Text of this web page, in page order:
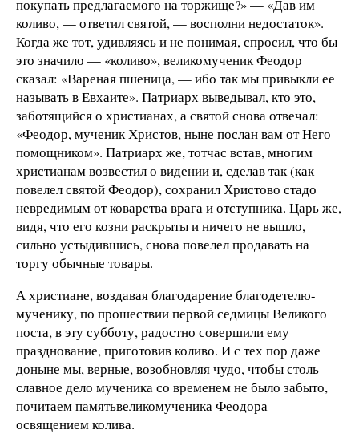
покупать предлагаемого на торжище?» — «Дав им
коливо, — ответил святой, — восполни недостаток».
Когда же тот, удивляясь и не понимая, спросил, что бы
это значило — «коливо», великомученик Феодор
сказал: «Вареная пшеница, — ибо так мы привыкли ее
называть в Евхаите». Патриархвыведывал, кто это,
заботящийся о христианах, а святой снова отвечал:
«Феодор, мученик Христов, ныне послан вам от Него
помощником». Патриарх же,тотчас встав, многим
христианам возвестил о видении и, сделав так (как
повелел святой Феодор), сохранил Христово стадо
невредимым от коварства врага и отступника. Царь же,
видя, что его козни раскрыты и ничего не вышло,
сильно устыдившись, снова повелел продавать на
торгу обычные товары.
А христиане, воздавая благодарение благодетелю-
мученику, по прошествии первой седмицы Великого
поста, в эту субботу, радостно совершили ему
празднование, приготовив коливо. И с тех пор даже
доныне мы, верные, возобновляя чудо, чтобы столь
славное дело мученика со временем не было забыто,
почитаем памятьвеликомученика Феодора
освящением колива.